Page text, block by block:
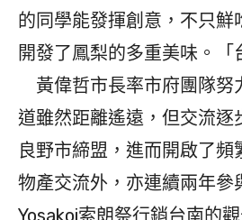
的同學能發揮創意，不只鮮
開發了鳳梨的多重美味。「
黃偉哲市長率市府團隊努
道雖然距離遙遠，但交流逐
良野市締盟，進而開啟了頻
物產交流外，亦連續兩年參
Yosakoi索朗祭行銷台南的